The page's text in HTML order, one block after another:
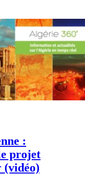
:
projet
(vidéo)